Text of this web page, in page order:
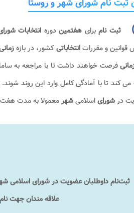
ثبت نام شورای شهر و روستا
ثبت نامبرای هفتمیندوره انتخابات
قوانین و مقرراتانتخاباتیکشور، در بازه
فرصت خواهند داشت تا با مراجعه به
کند تا با آمادگی کامل وارد این روند شوند.
درشورایاسلامیشهرمعمولا به مدت هفت
علاقه مندان جهت